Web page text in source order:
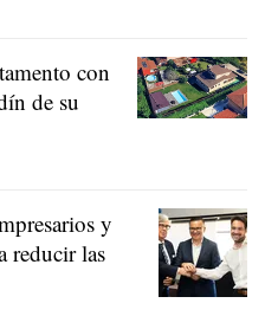
con
de su
y
reducir las